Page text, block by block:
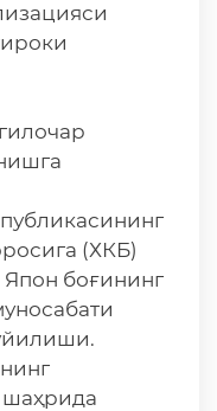
(ХКБ)
боғининг
шаҳрида